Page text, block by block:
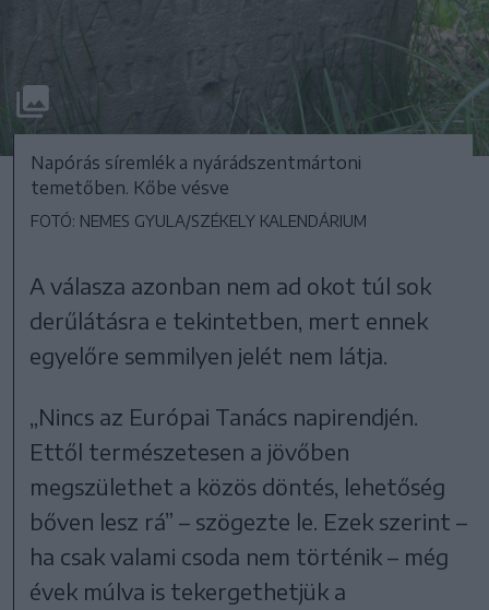
Napórás síremlék a nyárádszentmártoni
temetőben. Kőbe vésve
FOTÓ: NEMES GYULA/SZÉKELY KALENDÁRIUM
A válasza azonban nem ad okot túl sok
derűlátásra e tekintetben, mert ennek
egyelőre semmilyen jelét nem látja.
„Nincs az Európai Tanács napirendjén.
Ettől természetesen a jövőben
megszülethet a közös döntés, lehetőség
bőven lesz rá” – szögezte le. Ezek szerint –
ha csak valami csoda nem történik – még
évek múlva is tekergethetjük a